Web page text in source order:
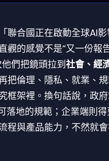
聯合國正在啟動全球AI
觀的感覺不是“又一份報
們把鏡頭拉到社會、經
把倫理、隱私、就業、
框架裡。換句話說，政
落地的規範；企業端則
程與產品能力，不然就